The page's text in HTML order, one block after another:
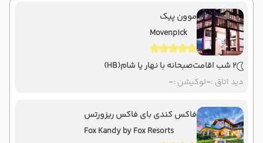
موون پیک
Movenpick
2 شب اقامت صبحانه با نهار یا شام(HB)
دید اتاق :-لوکیشن :-
فاکس کندی بای فاکس ریزورتس
Fox Kandy by Fox Resorts